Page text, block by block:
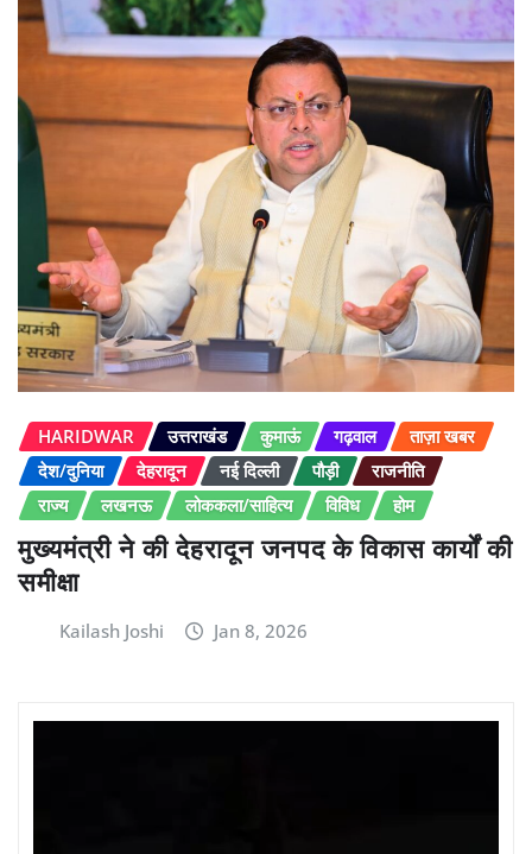
HARIDWAR उत्तराखंड कुमाऊं गढ़वाल
ताज़ा खबर
देश/दुनिया
देहरादून नई दिल्ली पौड़ी
राजनीति
राज्य
लखनऊ लोककला/साहित्य विविध होम
मुख्यमंत्री ने की देहरादून जनपद के विकास कार्यों की
समीक्षा
Kailash Joshi Jan 8, 2026